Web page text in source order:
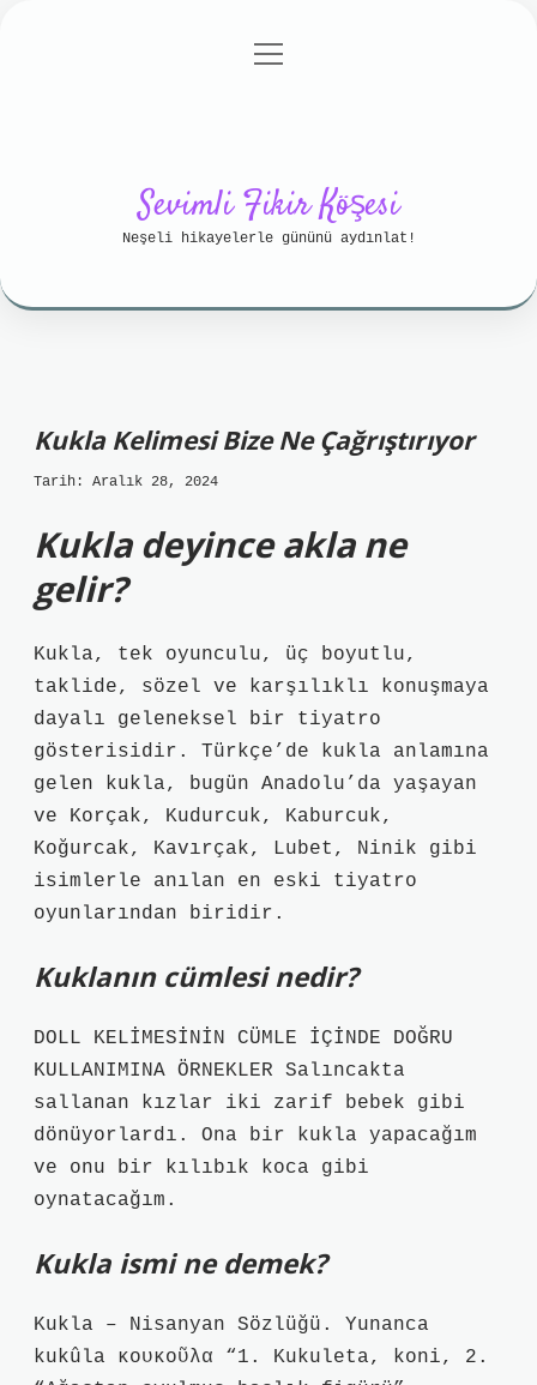
Gizlilik Politikası
menüyü
Sevimli Fikir Köşesi
Neşeli hikayelerle gününü aydınlat!
Kukla Kelimesi Bize Ne Çağrıştırıyor
Tarih: Aralık 28, 2024
Kukla deyince akla ne
gelir?
Kukla, tek oyunculu, üç boyutlu,
taklide, sözel ve karşılıklı konuşmaya
dayalı geleneksel bir tiyatro
gösterisidir. Türkçe’de kukla anlamına
gelen kukla, bugün Anadolu’da yaşayan
ve Korçak, Kudurcuk, Kaburcuk,
Koğurcak, Kavırçak, Lubet, Ninik gibi
isimlerle anılan en eski tiyatro
oyunlarından biridir.
Kuklanın cümlesi nedir?
DOLL KELİMESİNİN CÜMLE İÇİNDE DOĞRU
KULLANIMINA ÖRNEKLER Salıncakta
sallanan kızlar iki zarif bebek gibi
dönüyorlardı. Ona bir kukla yapacağım
ve onu bir kılıbık koca gibi
oynatacağım.
Kukla ismi ne demek?
Kukla – Nisanyan Sözlüğü. Yunanca
kukûla κουκοῦλα “1. Kukuleta, koni, 2.